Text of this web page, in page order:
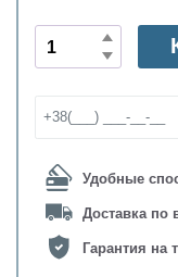
Удобные
Доставка по
Гарантия на